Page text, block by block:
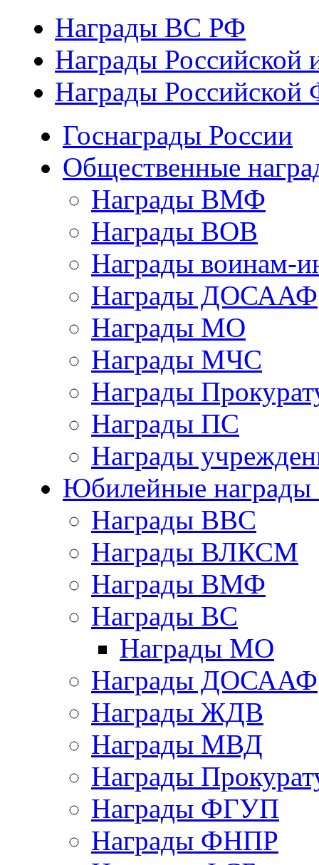
Награды ВС РФ
Награды Российской
Награды Российской
Госнаграды России
Общественные
Награды ВМФ
Награды ВОВ
Награды воинам-
Награды ДОСААФ
Награды МО
Награды МЧС
Награды
Награды ПС
Награды
Юбилейные награды
Награды ВВС
Награды ВЛКСМ
Награды ВМФ
Награды ВС
Награды МО
Награды ДОСААФ
Награды ЖДВ
Награды МВД
Награды
Награды ФГУП
Награды ФНПР